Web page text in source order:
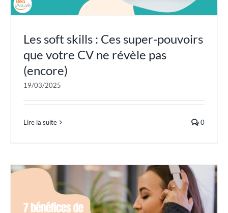
Les soft skills : Ces super-pouvoirs
que votre CV ne révèle pas
(encore)
19/03/2025
Lire la suite 0